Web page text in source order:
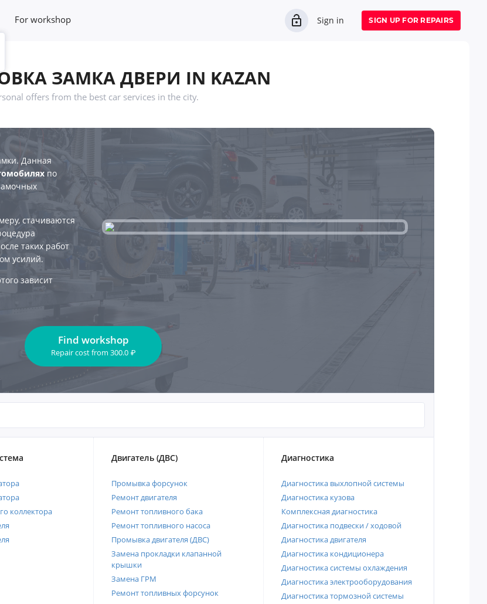
For workshop Sign in SIGN UP FOR REPAIRS
ЗАМКА ДВЕРИ IN KAZAN
offers from the best car services in the city.
Данная
по
стачиваются
таких работ
усилий.
зависит
Find workshop
Repair costfrom 300.0 ₽
коллектора
Двигатель (ДВС)
Промывка форсунок
Ремонт двигателя
Ремонт топливного бака
Ремонт топливного насоса
Промывка двигателя (ДВС)
Замена прокладки клапанной
крышки
Замена ГРМ
Ремонт топливных форсунок
Диагностика
Диагностика выхлопной системы
Диагностика кузова
Комплексная диагностика
Диагностика подвески / ходовой
Диагностика двигателя
Диагностика кондиционера
Диагностика системы охлаждения
Диагностика электрооборудования
Диагностика тормозной системы